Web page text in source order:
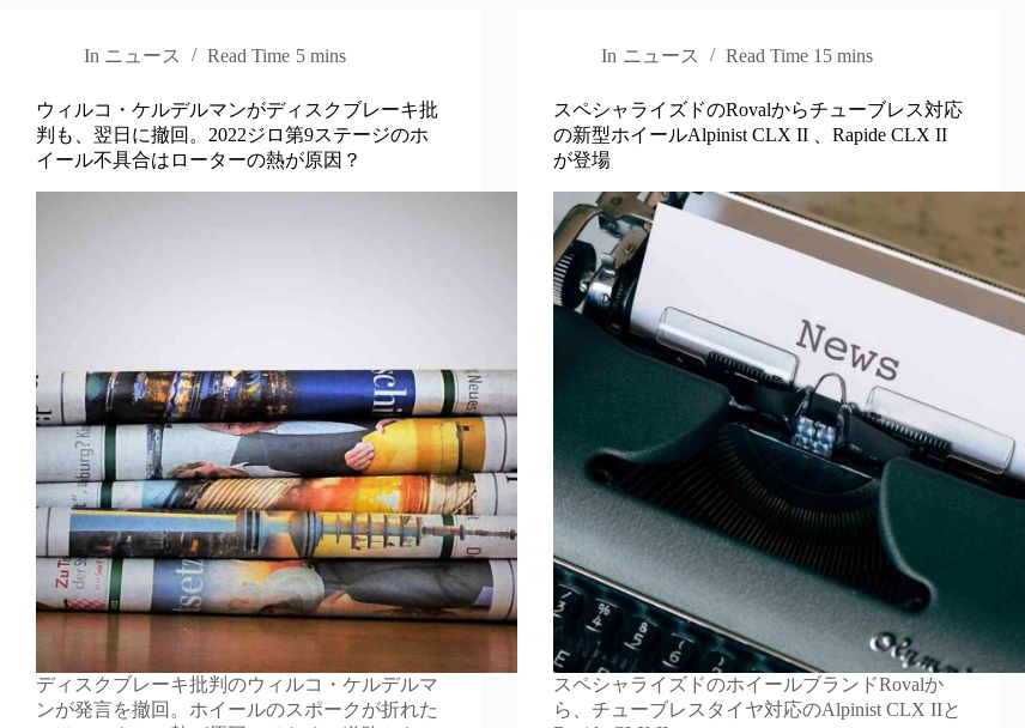
In ニュース Read Time 5 mins
ウィルコ・ケルデルマンがディスクブレーキ批
判も、翌日に撤回。2022ジロ第9ステージのホ
イール不具合はローターの熱が原因？
ディスクブレーキ批判のウィルコ・ケルデルマ
ンが発言を撤回。ホイールのスポークが折れた
In ニュース Read Time 15 mins
スペシャライズドのRovalからチューブレス対応
の新型ホイールAlpinist CLX II 、Rapide CLX II
が登場
スペシャライズドのホイールブランドRovalか
ら、チューブレスタイヤ対応のAlpinist CLX IIと